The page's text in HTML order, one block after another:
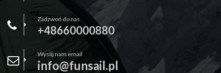
Zadzwoń do nas
+48660000880
Wyslij nam email
info@funsail.pl